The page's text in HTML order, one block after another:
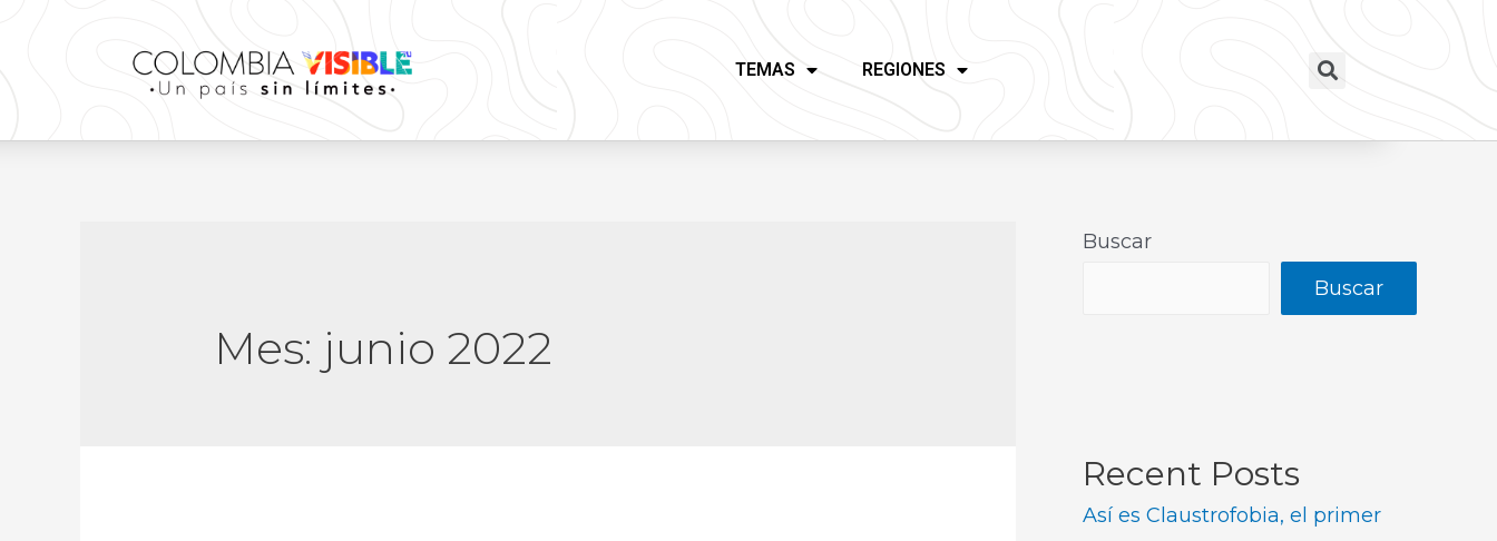
TEMAS REGIONES
Mes: junio 2022
Buscar
Buscar
Recent Posts
Así es Claustrofobia, el primer